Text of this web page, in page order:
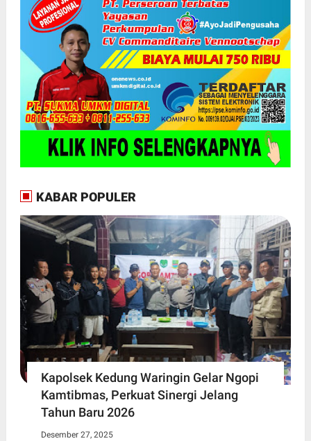
KABAR POPULER
Kapolsek Kedung Waringin Gelar Ngopi
Kamtibmas, Perkuat Sinergi Jelang
Tahun Baru 2026
Desember 27, 2025